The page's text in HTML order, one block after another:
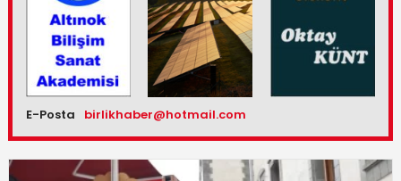
E-Posta birlikhaber@hotmail.com